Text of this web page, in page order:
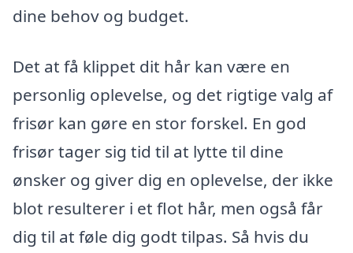
dine behov og budget.
Det at få klippet dit hår kan være en
personlig oplevelse, og det rigtige valg af
frisør kan gøre en stor forskel. En god
frisør tager sig tid til at lytte til dine
ønsker og giver dig en oplevelse, der ikke
blot resulterer i et flot hår, men også får
dig til at føle dig godt tilpas. Så hvis du